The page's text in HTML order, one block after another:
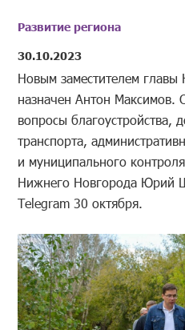
Развитие региона
30.10.2023
Новым заместителем
назначен Антон Максимов.
вопросы благоустройства,
транспорта,
и муниципального
Нижнего Новгорода Юрий
Telegram 30 октября.